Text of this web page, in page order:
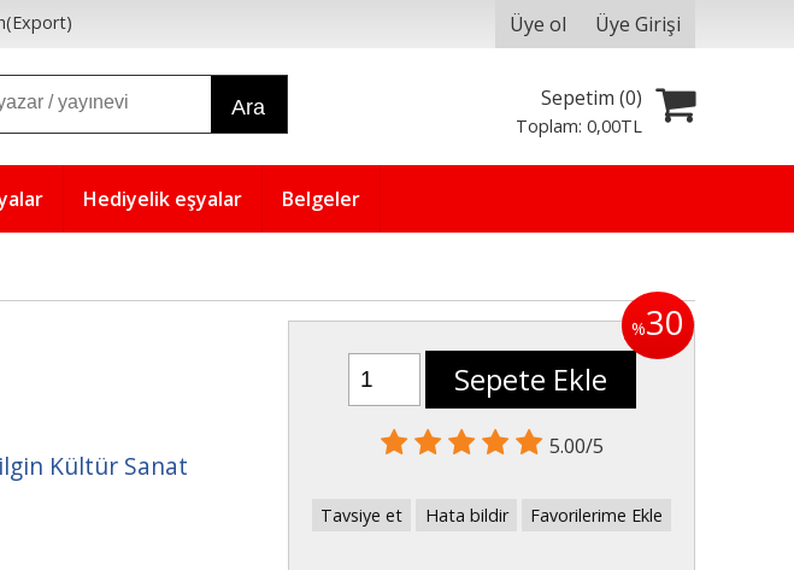
Üye ol Üye Girişi
Ara Sepetim (0)
Toplam:0,00TL
Hediyelik eşyalar Belgeler
Kültür Sanat
%30
Sepete Ekle
5.00/5
Tavsiye et Hata bildir Favorilerime Ekle